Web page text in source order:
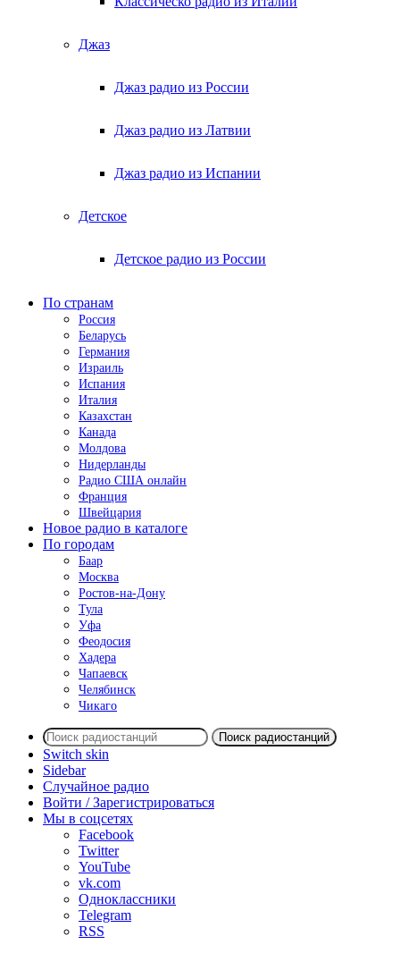
Джаз
Джаз радио из России
Джаз радио из Латвии
Джаз радио из Испании
Детское
Детское радио из России
По странам
Россия
Беларусь
Германия
Израиль
Испания
Италия
Казахстан
Канада
Молдова
Нидерланды
Радио США онлайн
Франция
Швейцария
Новое радио в каталоге
По городам
Баар
Москва
Ростов-на-Дону
Тула
Уфа
Феодосия
Хадера
Чапаевск
Челябинск
Чикаго
Поиск радиостанций
Switch skin
Sidebar
Случайное радио
Войти / Зарегистрироваться
Мы в соцсетях
Facebook
Twitter
YouTube
vk.com
Одноклассники
Telegram
RSS